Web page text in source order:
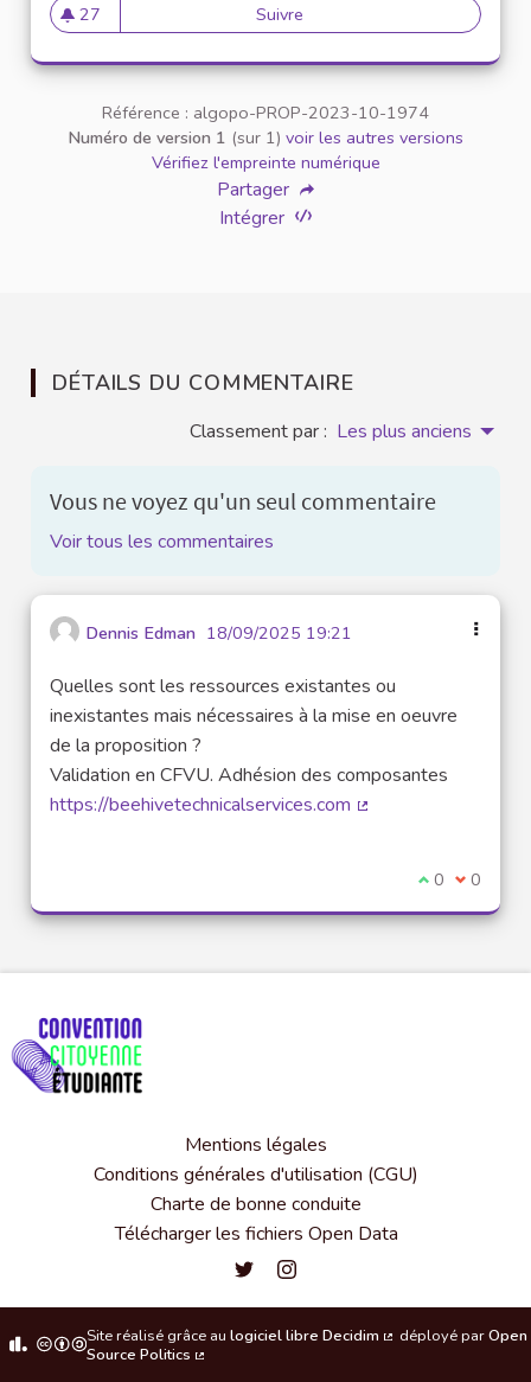
27
27 abonnés
Suivre Temps dédié à
Référence : algopo-PROP-2023-10-1974
Numéro de version 1 (sur 1) voir les autres versions
Vérifiez l'empreinte numérique
Partager
Intégrer
DÉTAILS DU COMMENTAIRE
Classement par : Les plus anciens
Vous ne voyez qu'un seul commentaire
Voir tous les commentaires
Dennis Edman 18/09/2025 19:21
Quelles sont les ressources existantes ou
inexistantes mais nécessaires à la mise en oeuvre
de la proposition ?
Validation en CFVU. Adhésion des composantes
https://beehivetechnicalservices.com
Je suis
0 Je ne
0
Mentions légales
Conditions générales d'utilisation (CGU)
Charte de bonne conduite
Télécharger les fichiers Open Data
Convention citoyenne étudiante
Convention citoyenne
Site réalisé grâce au logiciel libre Decidim
(Lien externe)
déployé parOpen
Source Politics